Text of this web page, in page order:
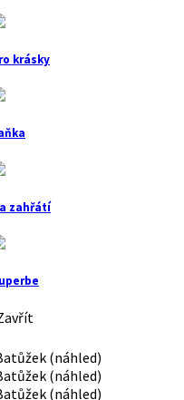
krásky
zahřátí